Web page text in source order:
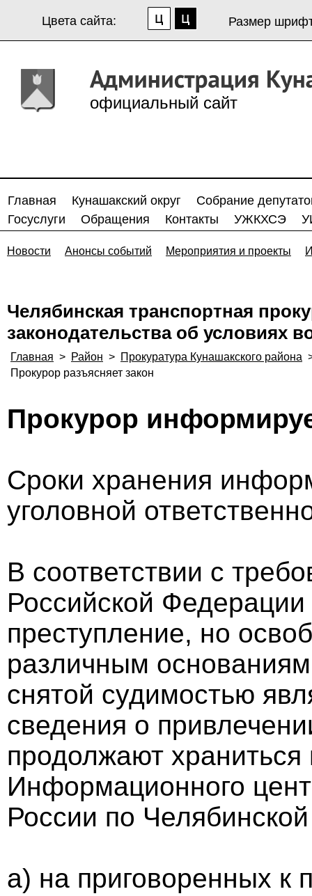
Цвета сайта: Размер
официальный сайт
Главная Кунашакский округ
Собрание
Госуслуги
Обращения Контакты УЖКХСЭ
Новости Анонсы событий Мероприятия и проекты
Челябинская транспортная
законодательства об условиях
Главная > Район > Прокуратура Кунашакского района
Прокурор разъясняет закон
Прокурор
Сроки хранения
уголовной
В соответствии с
Российской
преступление, но
различным
снятой судимостью
сведения о
продолжают
Информационного
России по
а) на приговоренных к